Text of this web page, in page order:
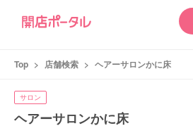
Top > 店舗検索 > ヘアーサロンかに床
サロン
ヘアーサロンかに床